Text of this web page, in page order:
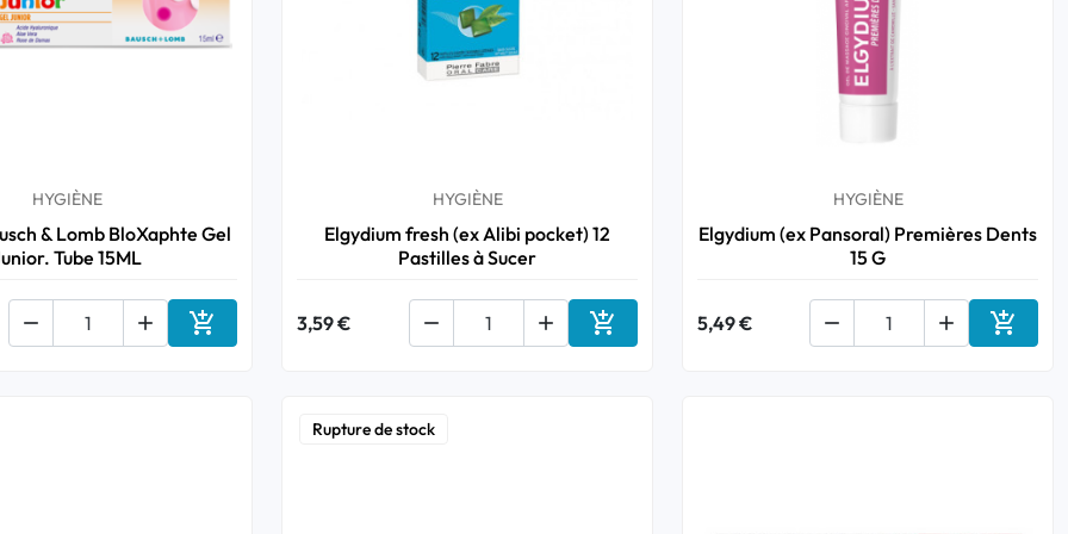
HYGIÈNE
& Lomb BloXaphte Gel
Tube 15ML
  Ajouter au panier
HYGIÈNE
Elgydium fresh (ex Alibi pocket) 12
Pastilles à Sucer
3,59 €   Ajouter au panier
HYGIÈNE
Elgydium (ex Pansoral) Premières Dents
15 G
5,49 €   
Rupture de stock